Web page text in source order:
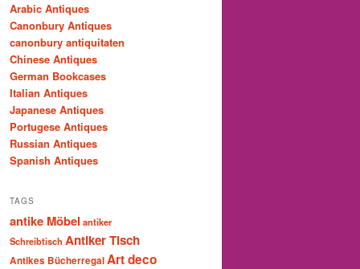
Arabic Antiques
Canonbury Antiques
canonbury antiquitaten
Chinese Antiques
German Bookcases
Italian Antiques
Japanese Antiques
Portugese Antiques
Russian Antiques
Spanish Antiques
TAGS
antike Möbel antiker
Schreibtisch Antiker Tisch
Antikes BücherregalArt deco